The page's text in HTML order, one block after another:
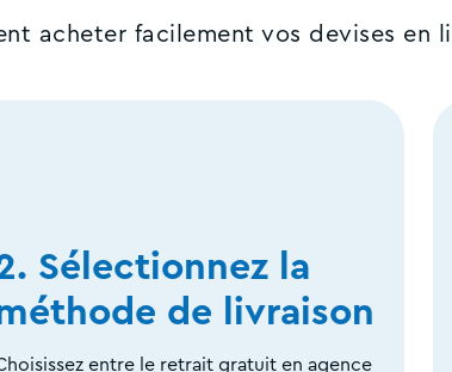
acheter facilement vos devises en
Sélectionnez la
de livraison
entre le retrait gratuit en agence